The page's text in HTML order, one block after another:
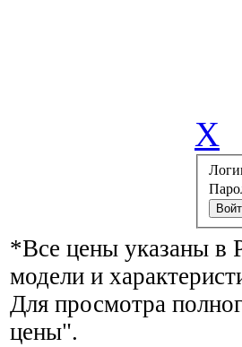
X
*Все цены указаны в
модели и
Для просмотра
цены".